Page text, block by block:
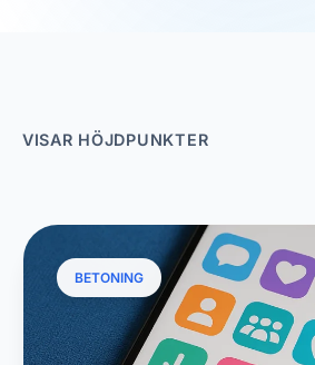
VISAR HÖJDPUNKTER
BETONING